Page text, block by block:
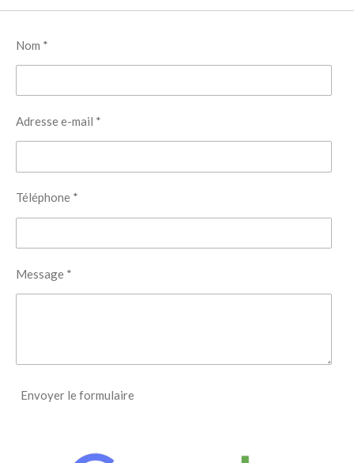
Nom *
Adresse e-mail *
Téléphone *
Message *
Envoyer le formulaire